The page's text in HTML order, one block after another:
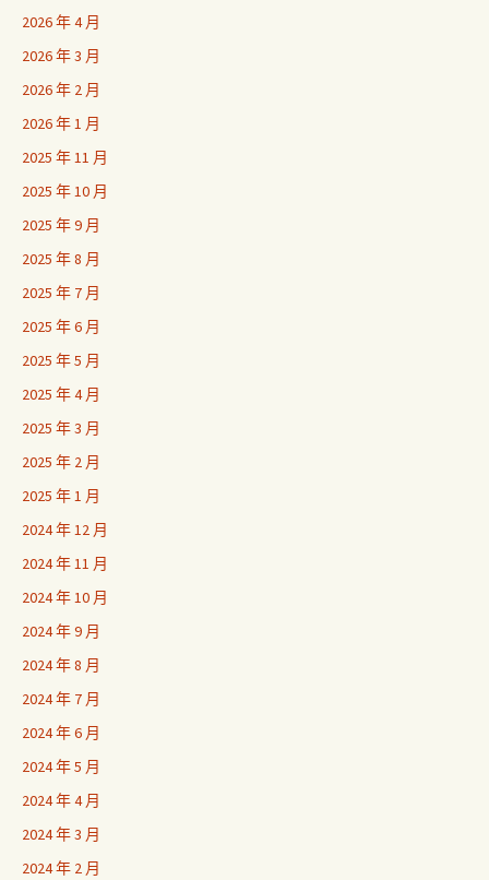
2026 年 4 月
2026 年 3 月
2026 年 2 月
2026 年 1 月
2025 年 11 月
2025 年 10 月
2025 年 9 月
2025 年 8 月
2025 年 7 月
2025 年 6 月
2025 年 5 月
2025 年 4 月
2025 年 3 月
2025 年 2 月
2025 年 1 月
2024 年 12 月
2024 年 11 月
2024 年 10 月
2024 年 9 月
2024 年 8 月
2024 年 7 月
2024 年 6 月
2024 年 5 月
2024 年 4 月
2024 年 3 月
2024 年 2 月